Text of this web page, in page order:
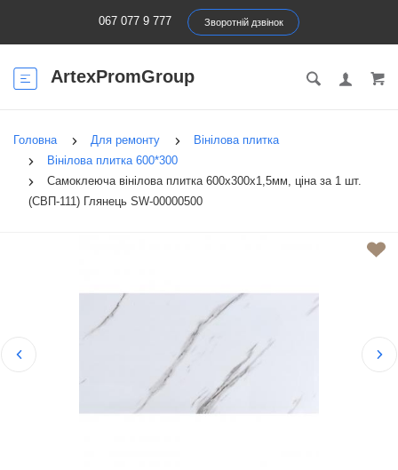
067 077 9 777 Зворотній дзвінок
ArtexPromGroup
Головна Для ремонту
Вінілова плитка
Вінілова плитка 600*300
Самоклеюча вінілова плитка 600х300х1,5мм, ціна за 1 шт.
(СВП-111) Глянець SW-00000500